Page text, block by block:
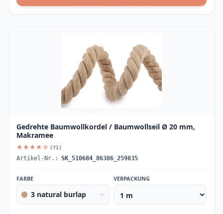
Gedrehte Baumwollkordel / Baumwollseil Ø 20 mm,
Makramee
★★★★☆ (71)
Artikel-Nr.: SK_510684_86386_259835
FARBE
3 natural burlap
VERPACKUNG